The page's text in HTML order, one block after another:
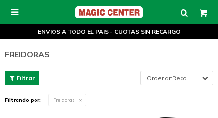

ENVIOS A TODO EL PAIS - CUOTAS SIN RECARGO
FREIDORAS
Recomendados
Filtrando por: Freidoras